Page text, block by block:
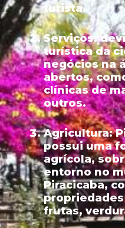
turista.
Serviços:
turística da
negócios na
abertos,
clínicas de
outros.
Agricultura:
possui uma
agrícola,
entorno no
Piracicaba,
frutas,